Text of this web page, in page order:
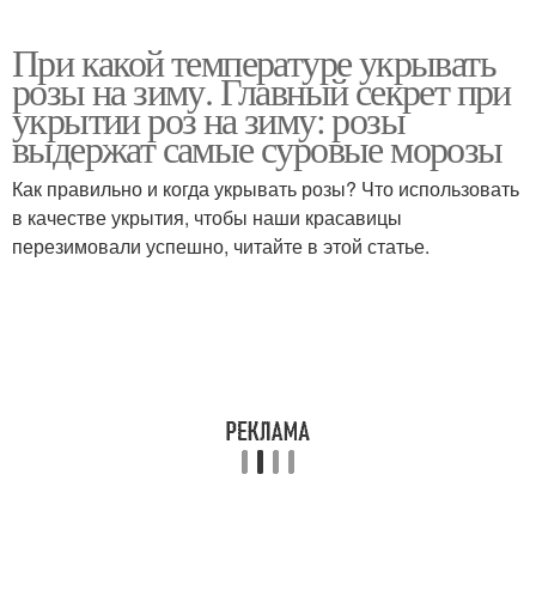
При какой температуре укрывать
розы на зиму. Главный секрет при
укрытии роз на зиму: розы
выдержат самые суровые морозы
Как правильно и когда укрывать розы? Что использовать
в качестве укрытия, чтобы наши красавицы
перезимовали успешно, читайте в этой статье.